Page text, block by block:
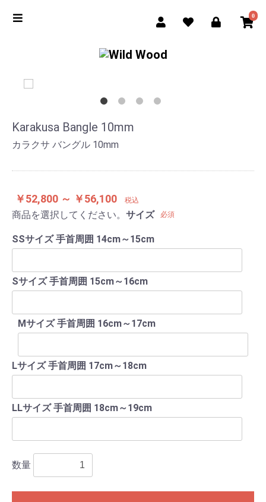
0
Karakusa Bangle 10mm
カラクサ バングル 10mm
￥52,800 ～ ￥56,100 税込
商品を選択してください。 サイズ 必須
SSサイズ 手首周囲 14cm～15cm
Sサイズ 手首周囲 15cm～16cm
Mサイズ 手首周囲 16cm～17cm
Lサイズ 手首周囲 17cm～18cm
LLサイズ 手首周囲 18cm～19cm
数量